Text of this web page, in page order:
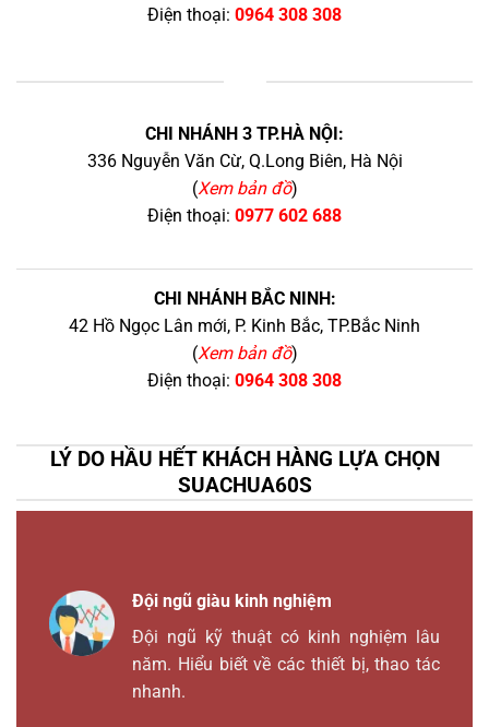
Điện thoại: 0964 308 308
CHI NHÁNH 3 TP.HÀ NỘI:
336 Nguyễn Văn Cừ, Q.Long Biên, Hà Nội
(Xem bản đồ)
Điện thoại: 0977 602 688
CHI NHÁNH BẮC NINH:
42 Hồ Ngọc Lân mới, P. Kinh Bắc, TP.Bắc Ninh
(Xem bản đồ)
Điện thoại: 0964 308 308
LÝ DO HẦU HẾT KHÁCH HÀNG LỰA CHỌN
SUACHUA60S
Đội ngũ giàu kinh nghiệm
Đội ngũ kỹ thuật có kinh nghiệm lâu
năm. Hiểu biết về các thiết bị, thao tác
nhanh.